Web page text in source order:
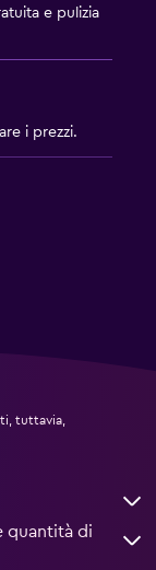
e pulizia
i prezzi.
tuttavia,
quantità di